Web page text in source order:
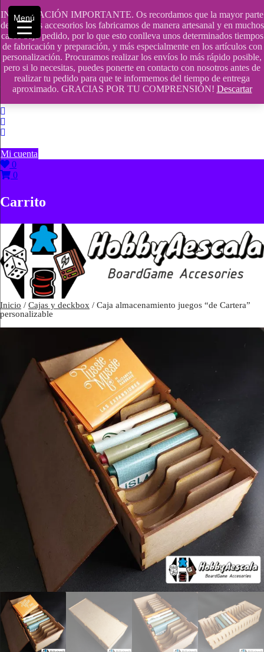
INFORMACIÓN IMPORTANTE. Os recordamos que la mayor parte
de nuestros accesorios los fabricamos de manera artesanal y en muchos
casos bajo pedido, por lo que esto conlleva unos determinados tiempos
de fabricación y preparación, y más especialmente en los artículos con
personalización. Procuramos realizar los envíos lo más rápido posible,
pero si lo necesitas, puedes ponerte en contacto con nosotros antes de
realizar tu pedido para que te informemos del tiempo de entrega
aproximado. GRACIAS POR TU COMPRENSIÓN! Descartar
Saltar
contenido
609241475 SOLO DE 10:00 a 14:00
info@hobbyaescala.com
San Fernando de Henares
10:00 - 14:00
Mi cuenta
0
0
Carrito
Inicio / Cajas y deckbox / Caja almacenamiento juegos “de Cartera”
personalizable
Menú